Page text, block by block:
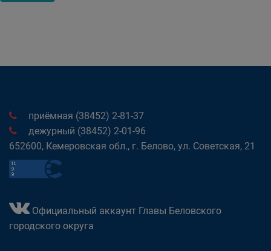
приёмная (38452) 2-81-37
дежурный (38452) 2-01-96
652600, Кемеровская обл., г. Белово, ул. Советская, 21
Официальный аккаунт Главы Беловского
городского округа